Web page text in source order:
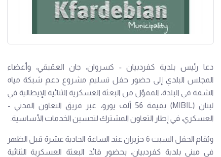
دعا رئيس بلدية كفردبيان - كسروان، جان العقيقي، وأعضاء
المجلس البلدي إلى حضور حفل تسليم مشروع دعم شبكة مياه
الشفة في البلدة، المموّل من البعثة العسكرية الثنائية الإيطالية في
لبنان (MIBIL) بقيمة 56 ألف يورو، عبر فريق التعاون المدني -
العسكري، في إطار التعاون المشترك لتحسين الخدمات الأساسية.
ويُقام الحفل السبت 6 حزيران عند الساعة الحادية عشرة قبل الظهر
في مبنى بلدية كفردبيان، بحضور قائد البعثة العسكرية الثنائية